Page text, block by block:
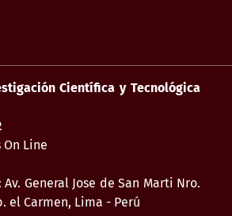
Científica y Tecnológica
On Line
General Jose de San Marti Nro.
el Carmen, Lima - Perú